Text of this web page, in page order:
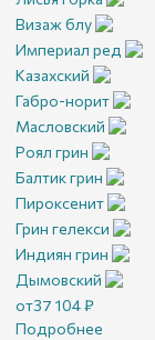
Визаж блу
Империал ред
Казахский
Габро-норит
Масловский
Роял грин
Балтик грин
Пироксенит
Грин гелекси
Индиян грин
Дымовский
от37 104₽
Подробнее